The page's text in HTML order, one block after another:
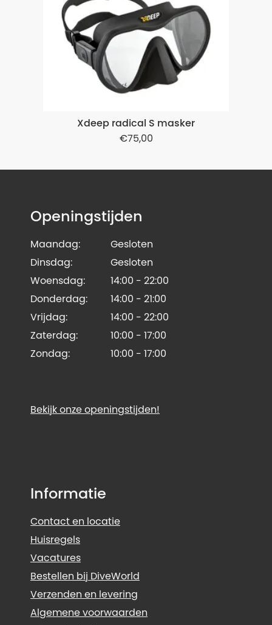
Xdeep radical S masker
75,00
Openingstijden
Maandag:
Gesloten
Dinsdag:
Gesloten
Woensdag:
14:00 - 22:00
Donderdag:
14:00 - 21:00
Vrijdag:
14:00 - 22:00
Zaterdag:
10:00 - 17:00
Zondag:
10:00 - 17:00
Bekijk onze openingstijden!
Informatie
Contact en locatie
Huisregels
Vacatures
Bestellen bij DiveWorld
Verzenden en levering
Algemene voorwaarden